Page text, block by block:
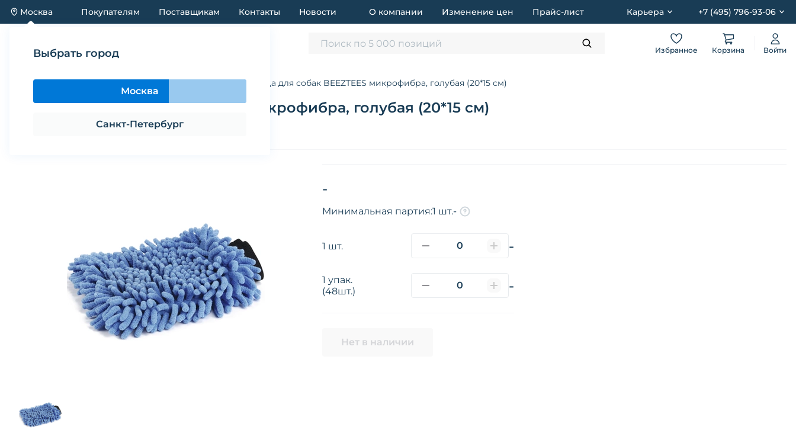
Москва
Выбрать город
Москва
Санкт-Петербург
Покупателям Поставщикам Контакты Новости О компании Изменение цен Прайс-лист Карьера +7 (495) 796-93-06
Поиск по 5 000 позиций
Избранное Корзина Войти
Каталог Предметы содержания и ухода Рукавица для собак BEEZTEES микрофибра, голубая (20*15 см)
Рукавица для собак BEEZTEES микрофибра, голубая (20*15 см)
В избранное
-
Минимальная партия:1 шт.-
1 шт. -
1 упак.
(48шт.)
-
Нет в наличии